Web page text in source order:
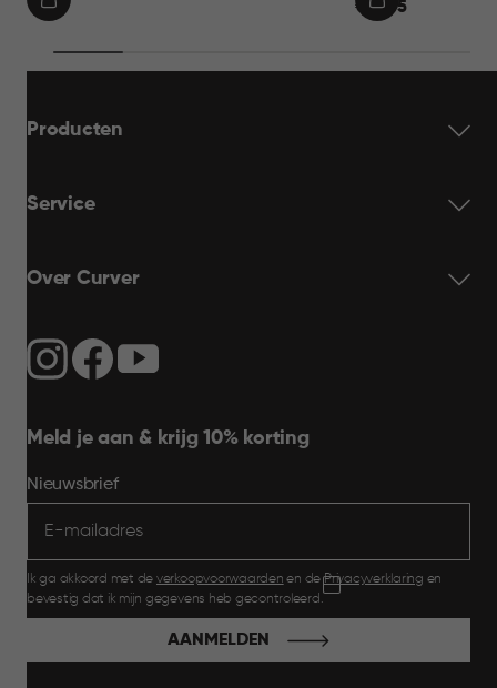
9,95
IN
€€ 19,95
IN
Producten
Service
Over Curver
Meld je aan & krijg 10% korting
Nieuwsbrief
Ik ga akkoord met de verkoopvoorwaarden en dePrivacyverklaring en
bevestig dat ik mijn gegevens heb gecontroleerd.
AANMELDEN